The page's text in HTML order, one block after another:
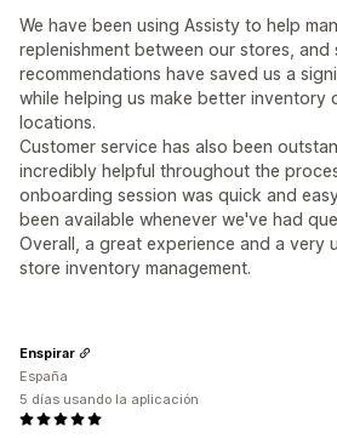
We have been using Assisty to help
replenishment between our stores, and
recommendations have saved us a
while helping us make better inventory
locations.
Customer service has also been
incredibly helpful throughout the
onboarding session was quick and
been available whenever we've had
Overall, a great experience and a very
store inventory management.
Enspirar
España
5 días usando la aplicación